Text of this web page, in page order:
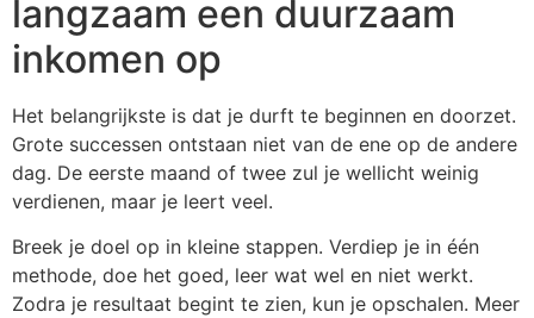
langzaam een duurzaam
inkomen op
Het belangrijkste is dat je durft te beginnen en doorzet.
Grote successen ontstaan niet van de ene op de andere
dag. De eerste maand of twee zul je wellicht weinig
verdienen, maar je leert veel.
Breek je doel op in kleine stappen. Verdiep je in één
methode, doe het goed, leer wat wel en niet werkt.
Zodra je resultaat begint te zien, kun je opschalen. Meer